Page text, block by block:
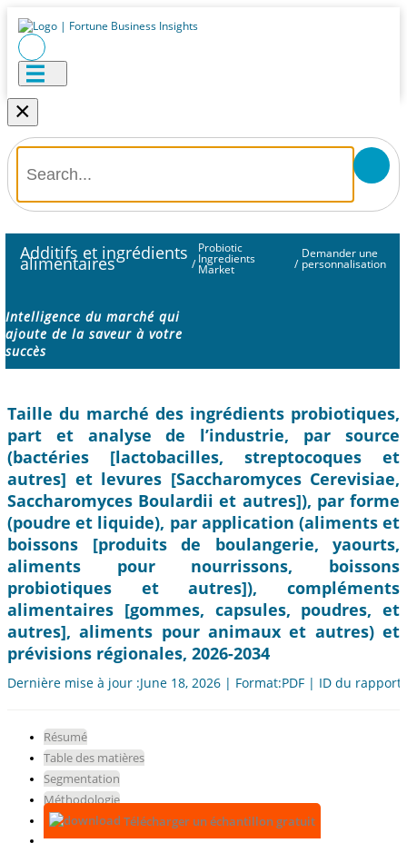
×
Additifs et ingrédients
alimentaires /
Probiotic
Ingredients
Market /
Demander une
personnalisation
Intelligence du marché qui
ajoute de la saveur à votre
succès
Taille du marché des ingrédients probiotiques,
part et analyse de l’industrie, par source
(bactéries [lactobacilles, streptocoques et
autres] et levures [Saccharomyces Cerevisiae,
Saccharomyces Boulardii et autres]), par forme
(poudre et liquide), par application (aliments et
boissons [produits de boulangerie, yaourts,
aliments pour nourrissons, boissons
probiotiques et autres]), compléments
alimentaires [gommes, capsules, poudres, et
autres], aliments pour animaux et autres) et
prévisions régionales, 2026-2034
Dernière mise à jour :June 18, 2026 | Format:PDF | ID du
Résumé
Table des matières
Segmentation
Méthodologie
Télécharger un échantillon gratuit